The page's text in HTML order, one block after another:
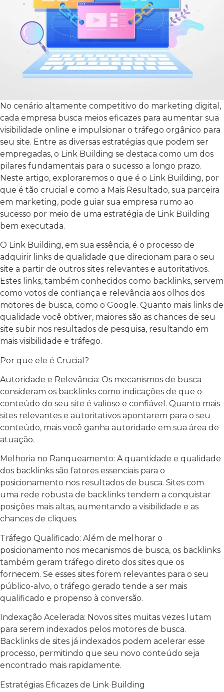
No cenário altamente competitivo do marketing digital,
cada empresa busca meios eficazes para aumentar sua
visibilidade online e impulsionar o tráfego orgânico para
seu site. Entre as diversas estratégias que podem ser
empregadas, o Link Building se destaca como um dos
pilares fundamentais para o sucesso a longo prazo.
Neste artigo, exploraremos o que é o Link Building, por
que é tão crucial e como a Mais Resultado, sua parceira
em marketing, pode guiar sua empresa rumo ao
sucesso por meio de uma estratégia de Link Building
bem executada.
O Link Building, em sua essência, é o processo de
adquirir links de qualidade que direcionam para o seu
site a partir de outros sites relevantes e autoritativos.
Estes links, também conhecidos como backlinks, servem
como votos de confiança e relevância aos olhos dos
motores de busca, como o Google. Quanto mais links de
qualidade você obtiver, maiores são as chances de seu
site subir nos resultados de pesquisa, resultando em
mais visibilidade e tráfego.
Por que ele é Crucial?
Autoridade e Relevância: Os mecanismos de busca
consideram os backlinks como indicações de que o
conteúdo do seu site é valioso e confiável. Quanto mais
sites relevantes e autoritativos apontarem para o seu
conteúdo, mais você ganha autoridade em sua área de
atuação.
Melhoria no Ranqueamento: A quantidade e qualidade
dos backlinks são fatores essenciais para o
posicionamento nos resultados de busca. Sites com
uma rede robusta de backlinks tendem a conquistar
posições mais altas, aumentando a visibilidade e as
chances de cliques.
Tráfego Qualificado: Além de melhorar o
posicionamento nos mecanismos de busca, os backlinks
também geram tráfego direto dos sites que os
fornecem. Se esses sites forem relevantes para o seu
público-alvo, o tráfego gerado tende a ser mais
qualificado e propenso à conversão.
Indexação Acelerada: Novos sites muitas vezes lutam
para serem indexados pelos motores de busca.
Backlinks de sites já indexados podem acelerar esse
processo, permitindo que seu novo conteúdo seja
encontrado mais rapidamente.
Estratégias Eficazes de Link Building